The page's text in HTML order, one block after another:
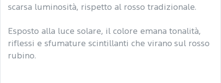
scarsa luminosità, rispetto al rosso tradizionale.
Esposto alla luce solare, il colore emana tonalità,
riflessi e sfumature scintillanti che virano sul rosso
rubino.